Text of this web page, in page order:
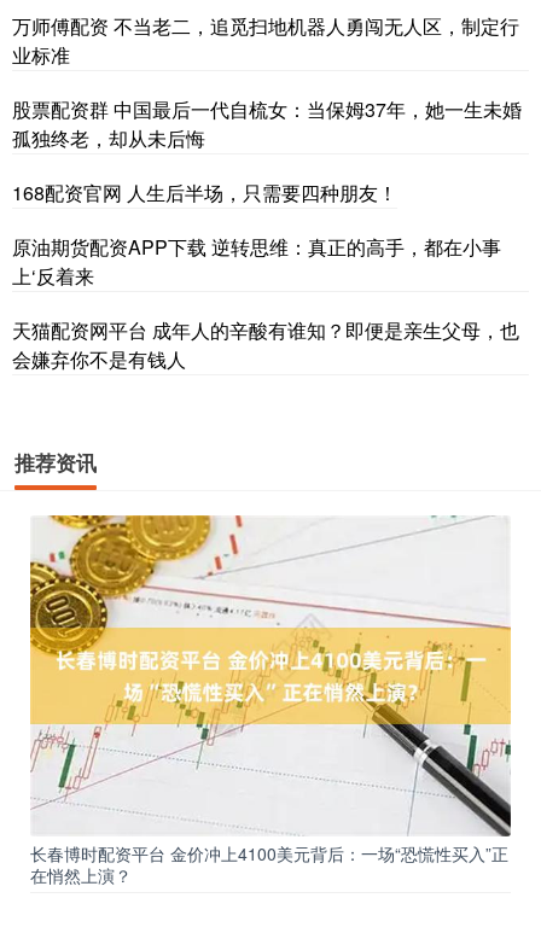
万师傅配资 不当老二，追觅扫地机器人勇闯无人区，制定行
业标准
股票配资群 中国最后一代自梳女：当保姆37年，她一生未婚
孤独终老，却从未后悔
168配资官网 人生后半场，只需要四种朋友！
原油期货配资APP下载 逆转思维：真正的高手，都在小事
上‘反着来
天猫配资网平台 成年人的辛酸有谁知？即便是亲生父母，也
会嫌弃你不是有钱人
推荐资讯
长春博时配资平台 金价冲上4100美元背后：一场“恐慌性买入”正
在悄然上演？